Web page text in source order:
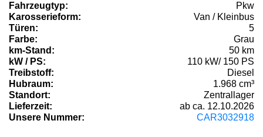
Fahrzeugtyp:
Pkw
Karosserieform:
Van / Kleinbus
Türen:
5
Farbe:
Grau
km-Stand:
50 km
kW / PS:
110 kW/ 150 PS
Treibstoff:
Diesel
Hubraum:
1.968 cm³
Standort:
Zentrallager
Lieferzeit:
ab ca. 12.10.2026
Unsere Nummer:
CAR3032918